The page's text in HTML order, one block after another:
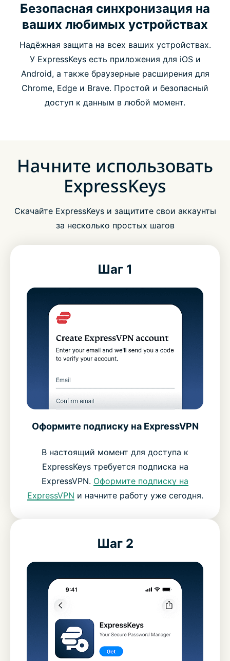
Безопасная синхронизация на
ваших любимых устройствах
Надёжная защита на всех ваших устройствах.
У ExpressKeys есть приложения для iOS и
Android, а также браузерные расширения для
Chrome, Edge и Brave. Простой и безопасный
доступ к данным в любой момент.
Начните использовать
ExpressKeys
Скачайте ExpressKeys и защитите свои аккаунты
за несколько простых шагов
Шаг 1
Оформите подписку на ExpressVPN
В настоящий момент для доступа к
ExpressKeys требуется подписка на
ExpressVPN. Оформите подписку на
ExpressVPN и начните работу уже сегодня.
Шаг 2